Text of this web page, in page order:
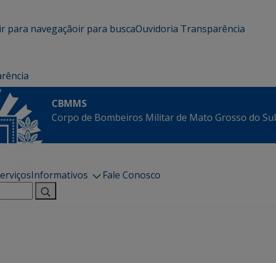
ir para navegaçãoir para buscaOuvidoria Transparência
CBMMS
Corpo de Bombeiros Militar de Mato Grosso do Sul
Informativos
Fale Conosco